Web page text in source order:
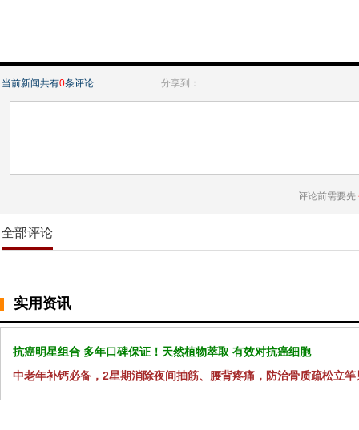
当前新闻共有0条评论 分享到：
评论前需要先
全部评论
实用资讯
抗癌明星组合 多年口碑保证！天然植物萃取 有效对抗癌细胞
中老年补钙必备，2星期消除夜间抽筋、腰背疼痛，防治骨质疏松立竿